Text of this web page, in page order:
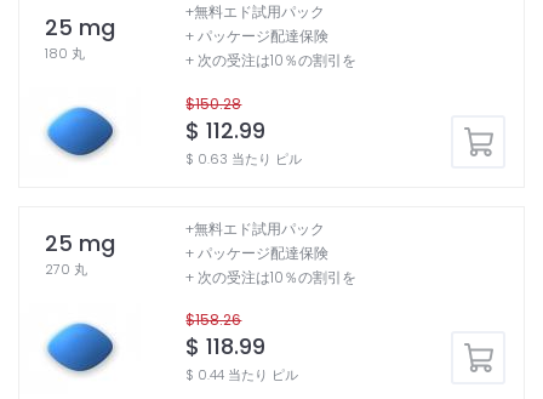
25 mg
180 丸
$150.28
$ 112.99
$ 0.63 当たり ピル
+無料エド試用パック
+ パッケージ配達保険
+ 次の受注は10％の割引を
25 mg
270 丸
$158.26
$ 118.99
$ 0.44 当たり ピル
+無料エド試用パック
+ パッケージ配達保険
+ 次の受注は10％の割引を